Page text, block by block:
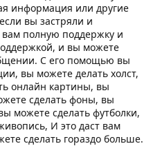
информация или другие
вы застряли и
полную поддержку и
и вы можете
С его помощью вы
вы можете делать холст,
онлайн картины, вы
сделать фоны, вы
можете сделать футболки,
И это даст вам
сделать гораздо больше.